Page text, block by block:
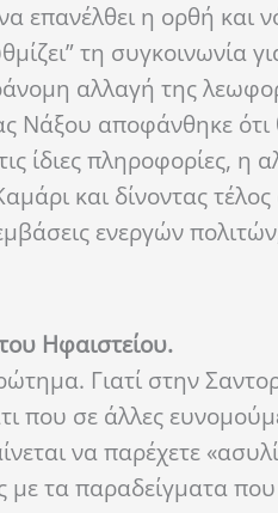
επανέλθει η ορθή
τη
αλλαγή της
Νάξου αποφάνθηκε
ίδιες πληροφορίες, η
και δίνοντας
ενεργών
Ηφαιστείου.
Γιατί στην
που σε άλλες
να παρέχετε
τα παραδείγματα που